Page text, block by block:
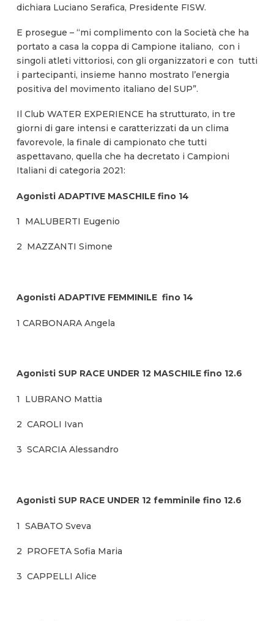
dichiara Luciano Serafica, Presidente FISW.
E prosegue – “mi complimento con la Società che ha
portato a casa la coppa di Campione italiano, con i
singoli atleti vittoriosi, con gli organizzatori e con tutti
i partecipanti, insieme hanno mostrato l’energia
positiva del movimento italiano del SUP”.
Il Club WATER EXPERIENCE ha strutturato, in tre
giorni di gare intensi e caratterizzati da un clima
favorevole, la finale di campionato che tutti
aspettavano, quella che ha decretato i Campioni
Italiani di categoria 2021:
Agonisti ADAPTIVE MASCHILE fino 14
1 MALUBERTI Eugenio
2 MAZZANTI Simone
Agonisti ADAPTIVE FEMMINILE fino 14
1 CARBONARA Angela
Agonisti SUP RACE UNDER 12 MASCHILE fino 12.6
1 LUBRANO Mattia
2 CAROLI Ivan
3 SCARCIA Alessandro
Agonisti SUP RACE UNDER 12 femminile fino 12.6
1 SABATO Sveva
2 PROFETA Sofia Maria
3 CAPPELLI Alice